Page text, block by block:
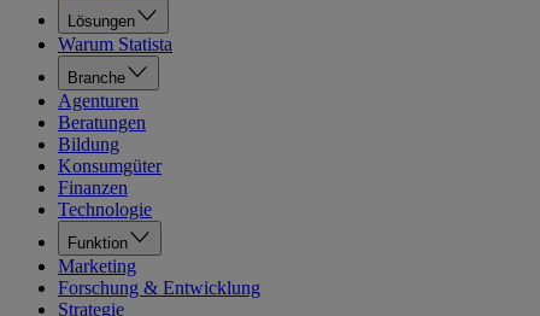
Lösungen
Warum Statista
Branche
Agenturen
Beratungen
Bildung
Konsumgüter
Finanzen
Technologie
Funktion
Marketing
Forschung & Entwicklung
Strategie